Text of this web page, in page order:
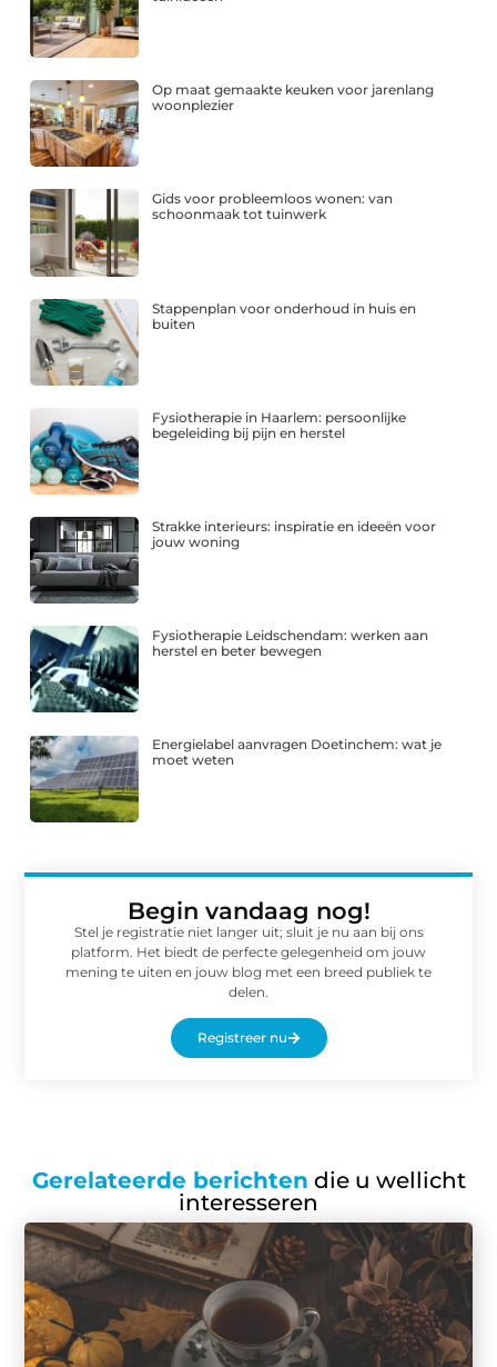
Op maat gemaakte keuken voor jarenlang
woonplezier
Gids voor probleemloos wonen: van
schoonmaak tot tuinwerk
Stappenplan voor onderhoud in huis en
buiten
Fysiotherapie in Haarlem: persoonlijke
begeleiding bij pijn en herstel
Strakke interieurs: inspiratie en ideeën voor
jouw woning
Fysiotherapie Leidschendam: werken aan
herstel en beter bewegen
Energielabel aanvragen Doetinchem: wat je
moet weten
Begin vandaag nog!
Stel je registratie niet langer uit; sluit je nu aan bij ons
platform. Het biedt de perfecte gelegenheid om jouw
mening te uiten en jouw blog met een breed publiek te
delen.
Registreer nu
Gerelateerde berichten die u wellicht
interesseren